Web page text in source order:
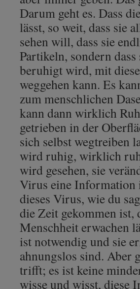
Darum geht es. Dass
lässt, so weit, dass sie
sehen will, dass sie
Partikeln, sondern
beruhigt wird, mit
weggehen kann. Es
zum menschlichen
kann dann wirklich
getrieben in der
sich selbst wegtreiben
wird ruhig, wirklich
wird gesehen, sie
Virus eine Information
dieses Virus, wie du
die Zeit gekommen ist,
Menschheit erwachen
ist notwendig und sie
ahnungslos sind. Aber
trifft; es ist keine
wisse und wisst, diese